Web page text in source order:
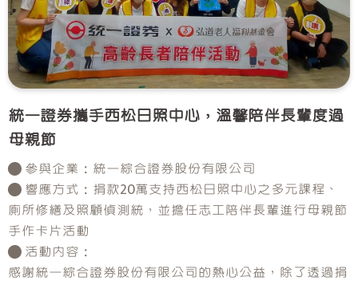
統一證券攜手西松日照中心，溫馨陪伴長輩度過
母親節
● 參與企業：統一綜合證券股份有限公司
● 響應方式：捐款20萬支持西松日照中心之多元課程、
廁所修繕及照顧偵測統，並擔任志工陪伴長輩進行母親節
手作卡片活動
● 活動內容：
感謝統一綜合證券股份有限公司的熱心公益，除了透過捐